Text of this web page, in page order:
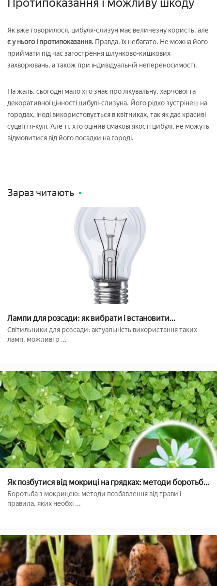
Як вже говорилося, цибуля-слизун має величезну користь, але
є у нього і протипоказання. Правда, їх небагато. Не можна його
приймати під час загострення шлунково-кишкових
захворювань, а також при індивідуальній непереносимості.
На жаль, сьогодні мало хто знає про лікувальну, харчової та
декоративної цінності цибулі-слизуна. Його рідко зустрінеш на
городах, іноді використовується в квітниках, так як дає красиві
суцвіття-кулі. Але ті, хто оцінив смакові якості цибулі, не можуть
відмовитися від його посадки на городі.
Зараз читають
Лампи для розсади: як вибрати і встановити
підсвічування для вирощування рослин в домашніх
умовах
Світильники для розсади: актуальність використання таких
ламп, можливі р ...
Як позбутися від мокриці на грядках: методи боротьби
з бур'яном на дачі
Боротьба з мокрицею: методи позбавлення від трави і
правила, яких необхі ...